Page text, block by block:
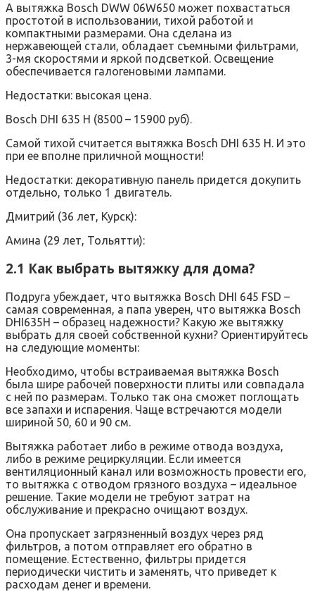
А вытяжка Bosch DWW 06W650 может похвастаться
простотой в использовании, тихой работой и
компактными размерами. Она сделана из
нержавеющей стали, обладает съемными фильтрами,
3-мя скоростями и яркой подсветкой. Освещение
обеспечивается галогеновыми лампами.
Недостатки: высокая цена.
Bosch DHI 635 H (8500 – 15900 руб).
Самой тихой считается вытяжка Bosch DHI 635 H. И это
при ее вполне приличной мощности!
Недостатки: декоративную панель придется докупить
отдельно, только 1 двигатель.
Дмитрий (36 лет, Курск):
Амина (29 лет, Тольятти):
2.1 Как выбрать вытяжку для дома?
Подруга убеждает, что вытяжка Bosch DHI 645 FSD –
самая современная, а папа уверен, что вытяжка Bosch
DHI635H – образец надежности? Какую же вытяжку
выбрать для своей собственной кухни? Ориентируйтесь
на следующие моменты:
Необходимо, чтобы встраиваемая вытяжка Bosch
была шире рабочей поверхности плиты или совпадала
с ней по размерам. Только так она сможет поглощать
все запахи и испарения. Чаще встречаются модели
шириной 50, 60 и 90 см.
Вытяжка работает либо в режиме отвода воздуха,
либо в режиме рециркуляции. Если имеется
вентиляционный канал или возможность провести его,
то вытяжка с отводом грязного воздуха – идеальное
решение. Такие модели не требуют затрат на
обслуживание и прекрасно очищают воздух.
Она пропускает загрязненный воздух через ряд
фильтров, а потом отправляет его обратно в
помещение. Естественно, фильтры придется
периодически чистить и заменять, что приведет к
расходам денег и времени.